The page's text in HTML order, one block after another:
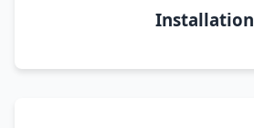
Installation